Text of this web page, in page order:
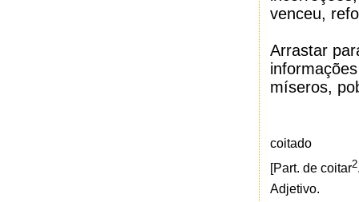
venceu,
Arrastar
míseros,
coitado
[Part. de coitar2
Adjetivo.